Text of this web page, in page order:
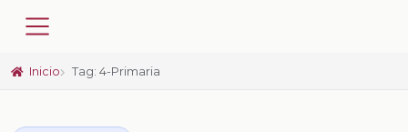
Inicio Tag: 4-Primaria